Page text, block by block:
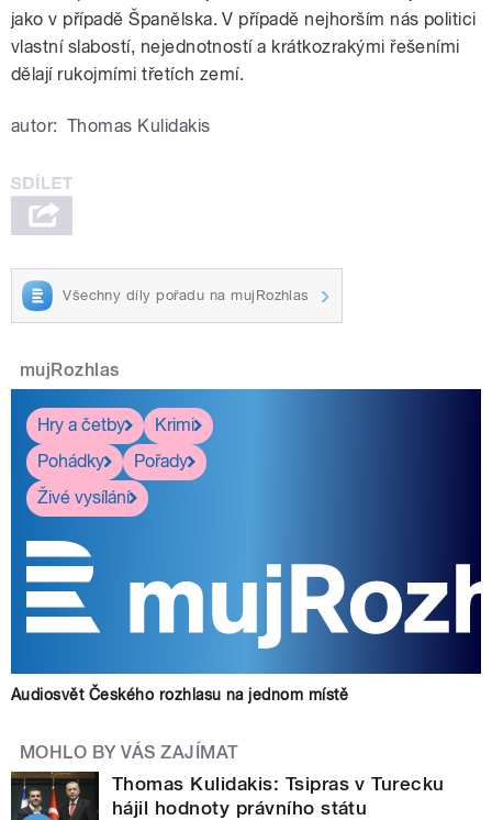
jako v případě Španělska. V případě nejhorším nás politici
vlastní slabostí, nejednotností a krátkozrakými řešeními
dělají rukojmími třetích zemí.
autor: Thomas Kulidakis
Všechny díly pořadu na mujRozhlas
mujRozhlas
Hry a četby
Krimi
Pohádky
Pořady
Živé vysílání
Audiosvět Českého rozhlasu na jednom místě
MOHLO BY VÁS ZAJÍMAT
Thomas Kulidakis: Tsipras v Turecku
hájil hodnoty právního státu